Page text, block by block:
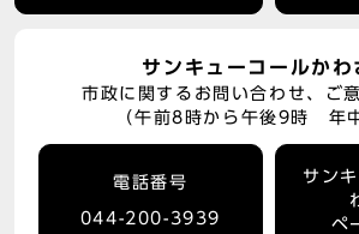
サンキューコールかわ
市政に関するお問い合わせ、ご
（午前8時から午後9時 年
電話番号
044-200-3939
サン
ペ